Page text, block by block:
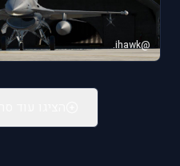
@ihawk.